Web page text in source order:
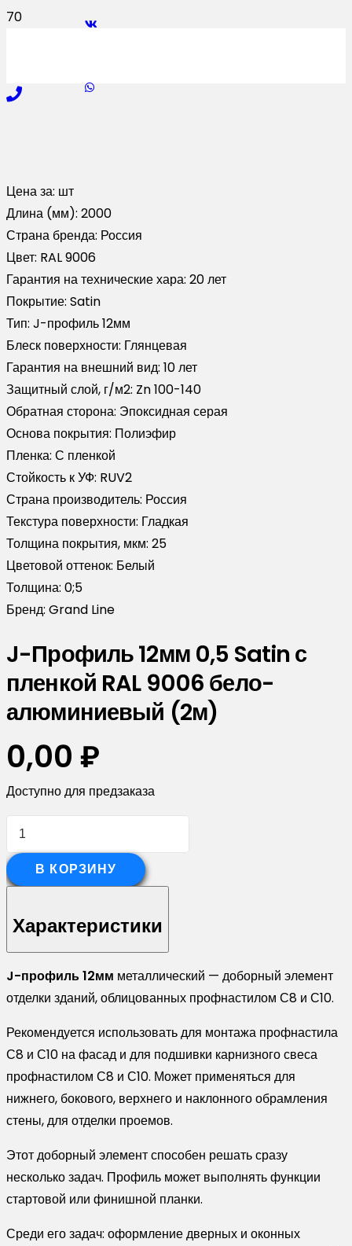
Цена за: шт
Длина (мм): 2000
Страна бренда: Россия
Цвет: RAL 9006
Гарантия на технические хара: 20 лет
Покрытие: Satin
Тип: J-профиль 12мм
Блеск поверхности: Глянцевая
Гарантия на внешний вид: 10 лет
Защитный слой, г/м2: Zn 100-140
Обратная сторона: Эпоксидная серая
Основа покрытия: Полиэфир
Пленка: С пленкой
Стойкость к УФ: RUV2
Страна производитель: Россия
Текстура поверхности: Гладкая
Толщина покрытия, мкм: 25
Цветовой оттенок: Белый
Толщина: 0;5
Бренд: Grand Line
J-Профиль 12мм 0,5 Satin с
пленкой RAL 9006 бело-
алюминиевый (2м)
0,00 ₽
Доступно для предзаказа
Количество
J-
Профиль
0,5
Satin
с
пленкой
RAL
9006
бело-
алюминиевый
В КОРЗИНУ
Характеристики
J-профиль 12мм металлический — доборный элемент
отделки зданий, облицованных профнастилом С8 и С10.
Рекомендуется использовать для монтажа профнастила
С8 и С10 на фасад и для подшивки карнизного свеса
профнастилом С8 и С10. Может применяться для
нижнего, бокового, верхнего и наклонного обрамления
стены, для отделки проемов.
Этот доборный элемент способен решать сразу
несколько задач. Профиль может выполнять функции
стартовой или финишной планки.
Среди его задач: оформление дверных и оконных